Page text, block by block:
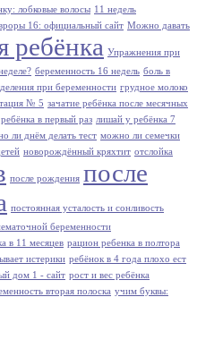
лобковые волосы 11 недель
16: официальный сайт Можно давать
ребёнка Упражнения при
беременность 16 недель боль в
при беременности грудное молоко
№ 5 зачатие ребёнка после месячных
в первый раз лишай у ребёнка 7
ли днём делать тест можно ли семечки
новорождённый кряхтит отслойка
после рождения после
постоянная усталость и сонливость
беременности
в 11 месяцев рацион ребенка в полтора
истерики ребёнок в 4 года плохо ест
дом 1 - сайт рост и вес ребёнка
вторая полоска учим буквы: